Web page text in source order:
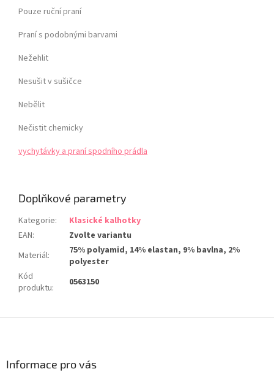
Pouze ruční praní
Praní s podobnými barvami
Nežehlit
Nesušit v sušičce
Nebělit
Nečistit chemicky
vychytávky a praní spodního prádla
Doplňkové parametry
Kategorie:
Klasické kalhotky
EAN:
Zvolte variantu
Materiál:
75% polyamid, 14% elastan, 9% bavlna, 2%
polyester
Kód
produktu: 0563150
Informace pro vás